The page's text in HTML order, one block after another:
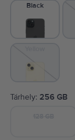
Black
Tárhely: 256 GB